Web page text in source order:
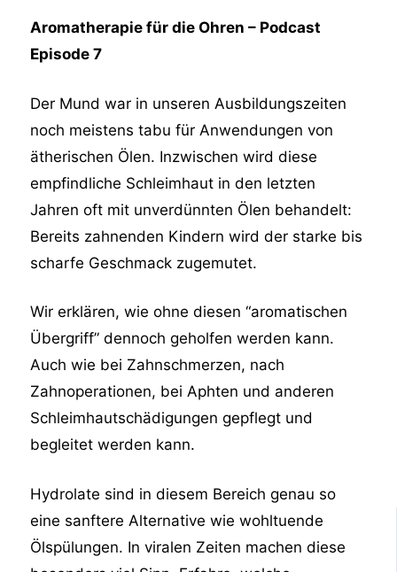
Aromatherapie für die Ohren – Podcast
Episode 7
Der Mund war in unseren Ausbildungszeiten
noch meistens tabu für Anwendungen von
ätherischen Ölen. Inzwischen wird diese
empfindliche Schleimhaut in den letzten
Jahren oft mit unverdünnten Ölen behandelt:
Bereits zahnenden Kindern wird der starke bis
scharfe Geschmack zugemutet.
Wir erklären, wie ohne diesen “aromatischen
Übergriff” dennoch geholfen werden kann.
Auch wie bei Zahnschmerzen, nach
Zahnoperationen, bei Aphten und anderen
Schleimhautschädigungen gepflegt und
begleitet werden kann.
Hydrolate sind in diesem Bereich genau so
eine sanftere Alternative wie wohltuende
Ölspülungen. In viralen Zeiten machen diese